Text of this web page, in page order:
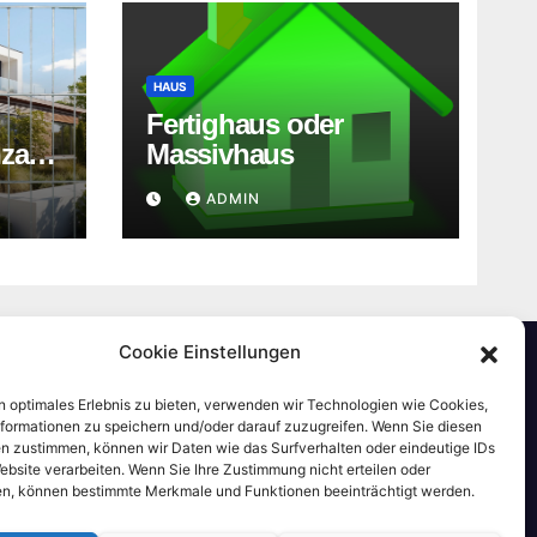
Cookie Einstellungen
optimales Erlebnis zu bieten, verwenden wir Technologien wie Cookies,
zu speichern und/oder darauf zuzugreifen. Wenn Sie diesen
zustimmen, können wir Daten wie das Surfverhalten oder eindeutige IDs
verarbeiten. Wenn Sie Ihre Zustimmung nicht erteilen oder
können bestimmte Merkmale und Funktionen beeinträchtigt werden.
HAUS
Fertighaus oder
Massivhaus
ADMIN